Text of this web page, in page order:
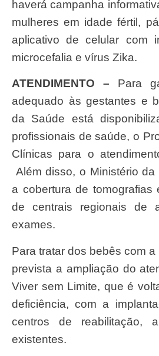
haverá campanha
mulheres em idade fértil,
aplicativo de celular com
microcefalia e vírus Zika.
ATENDIMENTO – Para
adequado às gestantes e
da Saúde está
profissionais de saúde, o
Clínicas para o
Além disso, o Ministério
a cobertura de tomografias
de centrais regionais de
exames.
Para tratar dos bebês com a malformação, está
prevista a ampliação do
Viver sem Limite, que é
deficiência, com a
centros de reabilitação,
existentes.